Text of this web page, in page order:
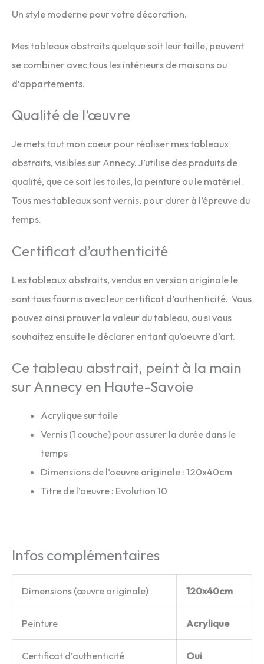
Un style moderne pour votre décoration.
Mes tableaux abstraits quelque soit leur taille, peuvent
se combiner avec tous les intérieurs de maisons ou
d’appartements.
Qualité de l’œuvre
Je mets tout mon coeur pour réaliser mes tableaux
abstraits, visibles sur Annecy. J’utilise des produits de
qualité, que ce soit les toiles, la peinture ou le matériel.
Tous mes tableaux sont vernis, pour durer à l’épreuve du
temps.
Certificat d’authenticité
Les tableaux abstraits, vendus en version originale le
sont tous fournis avec leur certificat d’authenticité. Vous
pouvez ainsi prouver la valeur du tableau, ou si vous
souhaitez ensuite le déclarer en tant qu’oeuvre d’art.
Ce tableau abstrait, peint à la main
sur Annecy en Haute-Savoie
Acrylique sur toile
Vernis (1 couche) pour assurer la durée dans le
temps
Dimensions de l’oeuvre originale : 120x40cm
Titre de l’oeuvre : Evolution 10
Infos complémentaires
Dimensions (œuvre originale) 120x40cm
Peinture Acrylique
Certificat d’authenticité Oui